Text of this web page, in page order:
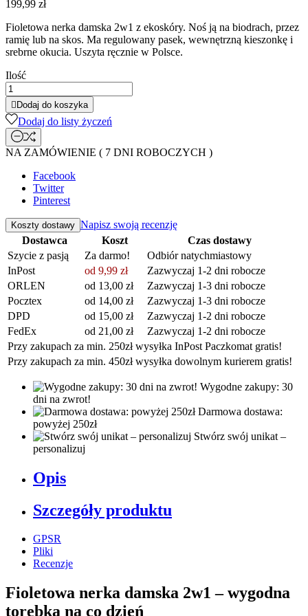
199,99 zł
Fioletowa nerka damska 2w1 z ekoskóry. Noś ją na biodrach, przez
ramię lub na skos. Ma regulowany pasek, wewnętrzną kieszonkę i
srebrne okucia. Uszyta ręcznie w Polsce.
Ilość
 Dodaj do koszyka
Dodaj do listy życzeń
NA ZAMÓWIENIE ( 7 DNI ROBOCZYCH )
Facebook
Twitter
Pinterest
Koszty dostawy Napisz swoją recenzję
Dostawca
Koszt
Czas dostawy
Szycie z pasją
Za darmo!
Odbiór natychmiastowy
InPost
od 9,99 zł
Zazwyczaj 1-2 dni robocze
ORLEN
od 13,00 zł
Zazwyczaj 1-3 dni robocze
Pocztex
od 14,00 zł
Zazwyczaj 1-3 dni robocze
DPD
od 15,00 zł
Zazwyczaj 1-2 dni robocze
FedEx
od 21,00 zł
Zazwyczaj 1-2 dni robocze
Przy zakupach za min. 250zł wysyłka InPost Paczkomat gratis!
Przy zakupach za min. 450zł wysyłka dowolnym kurierem gratis!
Wygodne zakupy: 30
dni na zwrot!
Darmowa dostawa:
powyżej 250zł
Stwórz swój unikat –
personalizuj
Opis
Szczegóły produktu
GPSR
Pliki
Recenzje
Fioletowa nerka damska 2w1 – wygodna
torebka na co dzień